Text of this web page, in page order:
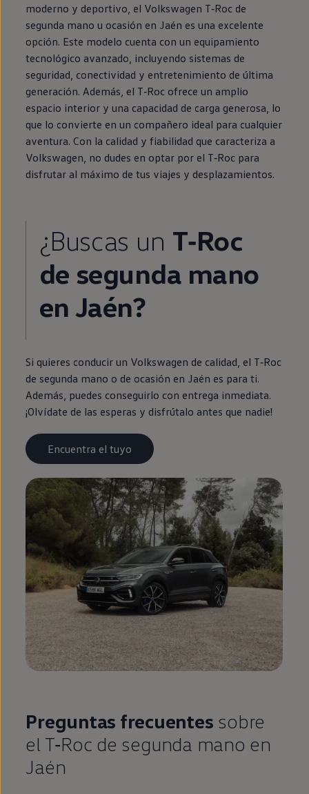
moderno y deportivo, el Volkswagen T‑Roc de
segunda mano u ocasión en Jaén es una excelente
opción. Este modelo cuenta con un equipamiento
tecnológico avanzado, incluyendo sistemas de
seguridad, conectividad y entretenimiento de última
generación. Además, el T‑Roc ofrece un amplio
espacio interior y una capacidad de carga generosa, lo
que lo convierte en un compañero ideal para cualquier
aventura. Con la calidad y fiabilidad que caracteriza a
Volkswagen, no dudes en optar por el T‑Roc para
disfrutar al máximo de tus viajes y desplazamientos.
¿Buscas un T‑Roc
de segunda mano
en Jaén?
Si quieres conducir un Volkswagen de calidad, el T‑Roc
de segunda mano o de ocasión en Jaén es para ti.
Además, puedes conseguirlo con entrega inmediata.
¡Olvídate de las esperas y disfrútalo antes que nadie!
Encuentra el tuyo
Preguntas frecuentes sobre
el T‑Roc de segunda mano en
Jaén